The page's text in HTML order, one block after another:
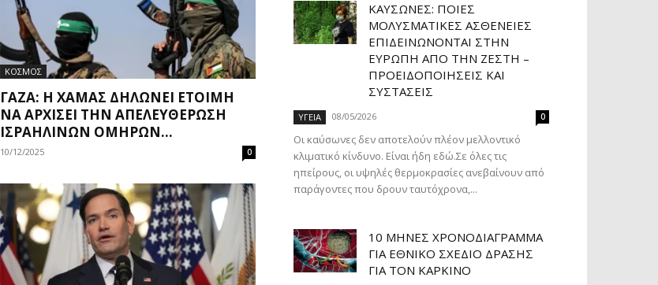
ΚΟΣΜΟΣ
ΓΆΖΑ: Η ΧΑΜΆΣ ΔΗΛΏΝΕΙ ΈΤΟΙΜΗ
ΝΑ ΑΡΧΊΣΕΙ ΤΗΝ ΑΠΕΛΕΥΘΈΡΩΣΗ
ΙΣΡΑΗΛΙΝΏΝ ΟΜΉΡΩΝ...
10/12/2025 0
ΚΑΎΣΩΝΕΣ: ΠΟΙΕΣ
ΜΟΛΥΣΜΑΤΙΚΈΣ ΑΣΘΈΝΕΙΕΣ
ΕΠΙΔΕΙΝΏΝΟΝΤΑΙ ΣΤΗΝ
ΕΥΡΏΠΗ ΑΠΌ ΤΗΝ ΖΈΣΤΗ –
ΠΡΟΕΙΔΟΠΟΙΉΣΕΙΣ ΚΑΙ
ΣΥΣΤΆΣΕΙΣ
ΥΓΕΙΑ 08/05/2026 0
Οι καύσωνες δεν αποτελούν πλέον μελλοντικό
κλιματικό κίνδυνο. Είναι ήδη εδώ.Σε όλες τις
ηπείρους, οι υψηλές θερμοκρασίες ανεβαίνουν από
παράγοντες που δρουν ταυτόχρονα,...
10 ΜΉΝΕΣ ΧΡΟΝΟΔΙΆΓΡΑΜΜΑ
ΓΙΑ ΕΘΝΙΚΌ ΣΧΈΔΙΟ ΔΡΆΣΗΣ
ΓΙΑ ΤΟΝ ΚΑΡΚΊΝΟ